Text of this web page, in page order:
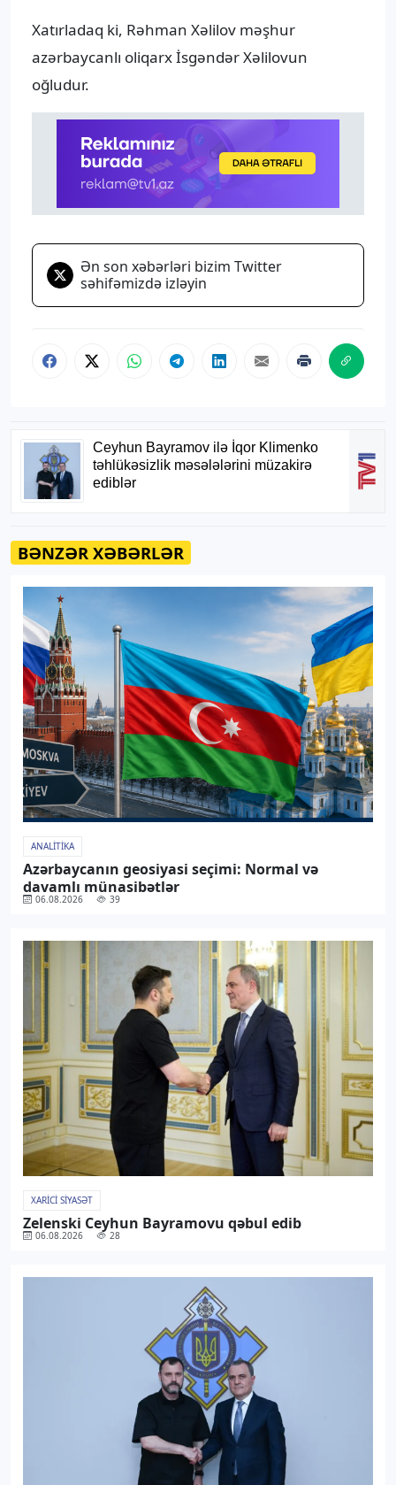
Xatırladaq ki, Rəhman Xəlilov məşhur
azərbaycanlı oliqarx İsgəndər Xəlilovun
oğludur.
Ən son xəbərləri bizim Twitter
səhifəmizdə izləyin
BƏNZƏR XƏBƏRLƏR
ANALITIKA
Azərbaycanın geosiyasi seçimi: Normal və
davamlı münasibətlər
06.08.2026 39
XARICI SIYASƏT
Zelenski Ceyhun Bayramovu qəbul edib
06.08.2026 28